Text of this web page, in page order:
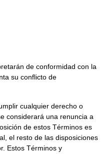
de conformidad con la
su conflicto de
cualquier derecho o
considerará una renuncia a
de estos Términos es
el resto de las disposiciones
Estos Términos y